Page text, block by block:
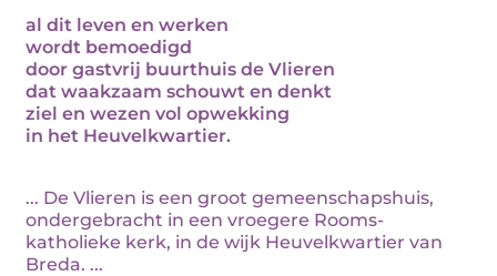
al dit leven en werken
wordt bemoedigd
door gastvrij buurthuis de Vlieren
dat waakzaam schouwt en denkt
ziel en wezen vol opwekking
in het Heuvelkwartier.
... De Vlieren is een groot gemeenschapshuis,
ondergebracht in een vroegere Rooms-
katholieke kerk, in de wijk Heuvelkwartier van
Breda. ...